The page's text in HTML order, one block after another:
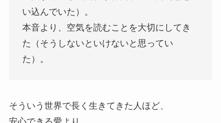
い込んでいた）。
本音より、空気を読むことを大切にしてき
た（そうしないといけないと思ってい
た）。
そういう世界で長く生きてきた人ほど、